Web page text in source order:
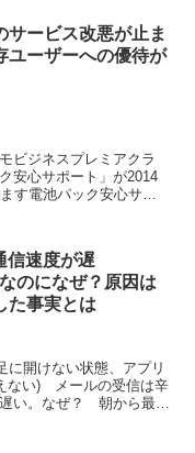
サービス改悪が止ま
ーザーへの優待が
ビジネスプレミアクラ
安心サポート」が2014
す電池パック安心サポ
信速度が遅
のになぜ？原因は
た事実とは
に開けない状態、アプリ
ない) メールの受信は辛
い。なぜ？ 朝から最悪